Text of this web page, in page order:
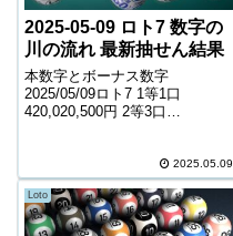
2025-05-09 ロト7 数字の
川の流れ 最新抽せん結果
本数字とボーナス数字
2025/05/09ロト7 1等1口
420,020,500円 2等3口
89,063口 1,300円 6等151,776口
...
2025.05.09
Loto